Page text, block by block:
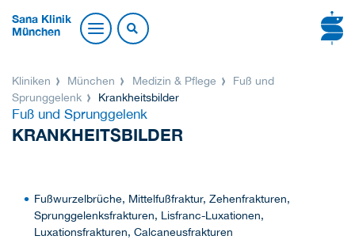
Sana Klinik
München
Kliniken München Medizin & Pflege
Fuß und
Sprunggelenk
Krankheitsbilder
Fuß und Sprunggelenk
KRANKHEITSBILDER
Fußwurzelbrüche, Mittelfußfraktur, Zehenfrakturen,
Sprunggelenksfrakturen, Lisfranc-Luxationen,
Luxationsfrakturen, Calcaneusfrakturen